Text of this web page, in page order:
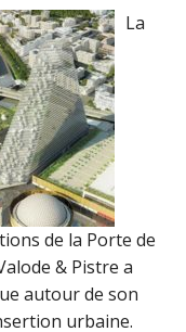
La
de la Porte de
& Pistre a
autour de son
urbaine.